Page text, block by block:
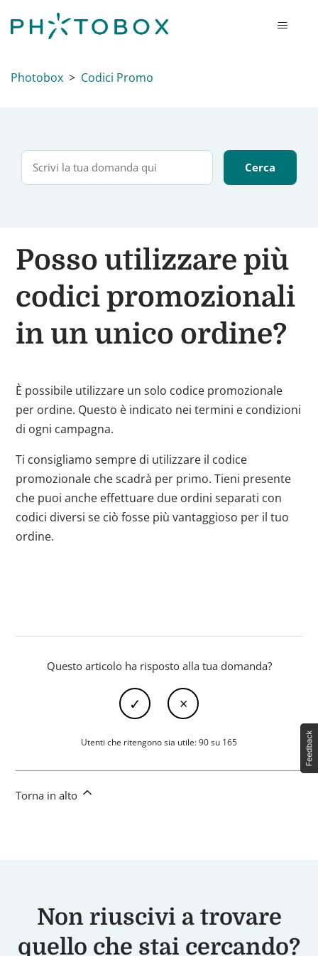
Photobox Codici Promo
Posso utilizzare più
codici promozionali
in un unico ordine?
È possibile utilizzare un solo codice promozionale
per ordine. Questo è indicato nei termini e condizioni
di ogni campagna.
Ti consigliamo sempre di utilizzare il codice
promozionale che scadrà per primo. Tieni presente
che puoi anche effettuare due ordini separati con
codici diversi se ciò fosse più vantaggioso per il tuo
ordine.
Questo articolo ha risposto alla tua domanda?
Utenti che ritengono sia utile: 90 su 165
Torna in alto
Non riuscivi a trovare
quello che stai cercando?